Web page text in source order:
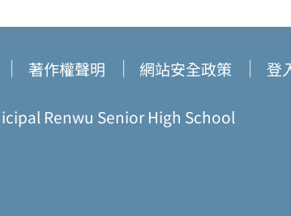
著作權聲明 網站安全政策 登
Renwu Senior High School